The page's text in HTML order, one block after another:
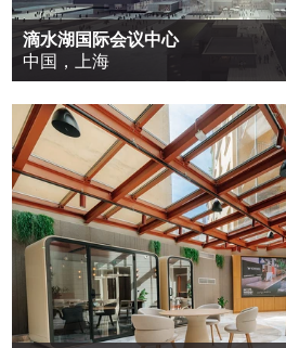
滴水湖国际会议中心
中国，上海